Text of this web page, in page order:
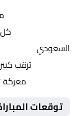
السعودي
ترقب
معركة
توقعات